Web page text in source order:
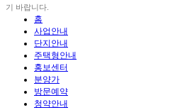
기 바랍니다.
홈
사업안내
단지안내
주택형안내
홍보센터
분양가
방문예약
청약안내